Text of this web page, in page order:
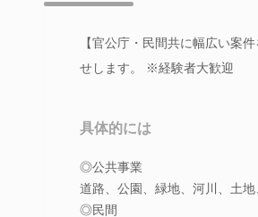
【官公庁・民間共に幅広い案
せします。 ※経験者大歓迎
具体的には
◎公共事業
道路、公園、緑地、河川、土
◎民間